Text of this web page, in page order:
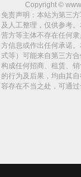
Copyright ©
免责声明：本站为第三
及人工整理，仅供参考
营方等主体不存在任何
方信息或作出任何承诺
式等）可能来自第三方
构成任何招商、租赁、
的行为及后果，均由其
容存在不当之处，可通